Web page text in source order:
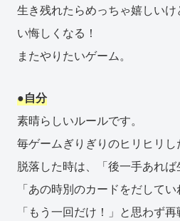
生き残れたらめっちゃ嬉しい
い悔しくなる！
またやりたいゲーム。
●自分
素晴らしいルールです。
毎ゲームぎりぎりのヒリヒリし
脱落した時は、「後一手あれば
「あの時別のカードをだしてい
「もう一回だけ！」と思わず